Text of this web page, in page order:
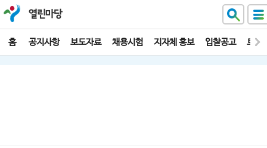
열린마당
홈 공지사항 보도자료 채용시험 지자체 홍보 입찰공고 토양